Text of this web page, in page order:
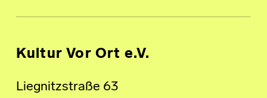
Kultur Vor Ort e.V.
Liegnitzstraße 63